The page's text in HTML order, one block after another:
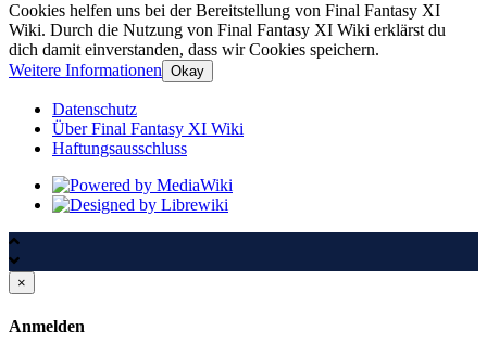
Cookies helfen uns bei der Bereitstellung von Final Fantasy XI
Wiki. Durch die Nutzung von Final Fantasy XI Wiki erklärst du
dich damit einverstanden, dass wir Cookies speichern.
Weitere Informationen Okay
Datenschutz
Über Final Fantasy XI Wiki
Haftungsausschluss
×
Anmelden